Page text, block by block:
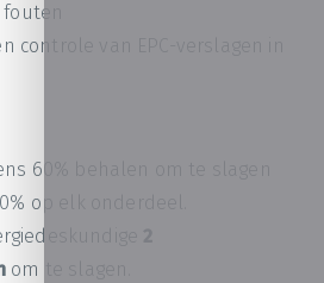
controle van EPC-verslagen in
60% behalen om te slagen
op elk onderdeel.
om te slagen.